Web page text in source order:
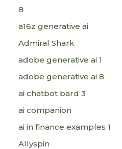
8
a16z generative ai
Admiral Shark
adobe generative ai 1
adobe generative ai 8
ai chatbot bard 3
ai companion
ai in finance examples 1
Allyspin